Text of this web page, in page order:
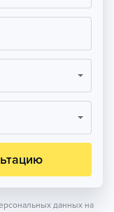
данных на